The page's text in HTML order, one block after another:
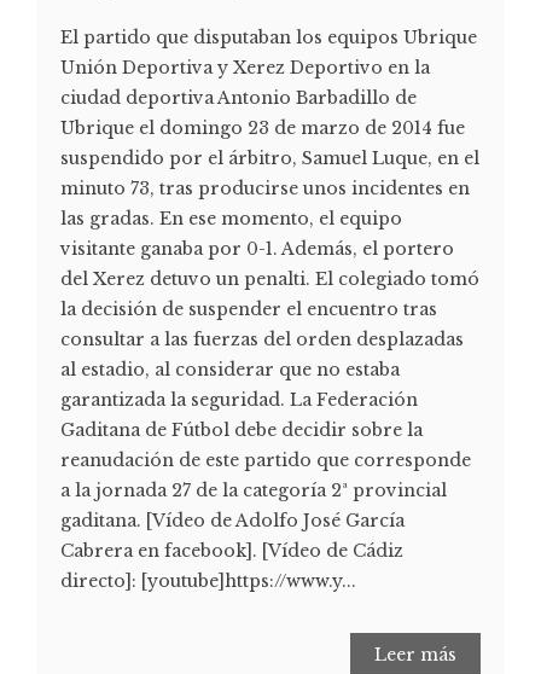
El partido que disputaban los equipos Ubrique
Unión Deportiva y Xerez Deportivo en la
ciudad deportiva Antonio Barbadillo de
Ubrique el domingo 23 de marzo de 2014 fue
suspendido por el árbitro, Samuel Luque, en el
minuto 73, tras producirse unos incidentes en
las gradas. En ese momento, el equipo
visitante ganaba por 0-1. Además, el portero
del Xerez detuvo un penalti. El colegiado tomó
la decisión de suspender el encuentro tras
consultar a las fuerzas del orden desplazadas
al estadio, al considerar que no estaba
garantizada la seguridad. La Federación
Gaditana de Fútbol debe decidir sobre la
reanudación de este partido que corresponde
a la jornada 27 de la categoría 2ª provincial
gaditana. [Vídeo de Adolfo José García
Cabrera en facebook]. [Vídeo de Cádiz
directo]: [youtube]https://www.y...
Leer más